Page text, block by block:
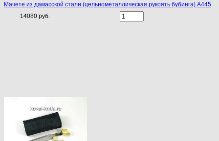
Мачете из дамасской стали (цельнометаллическая рукоять бубинга) A445
14080 руб.